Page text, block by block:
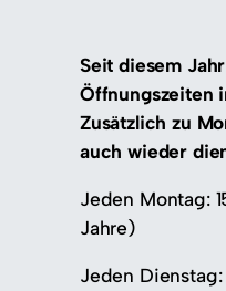
Seit diesem
Öffnungszeiten
Zusätzlich zu
auch wieder
Jeden Montag:
Jahre)
Jeden Dienstag: